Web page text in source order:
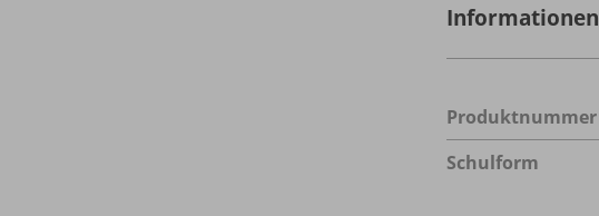
Informationen
Produktnummer
Schulform